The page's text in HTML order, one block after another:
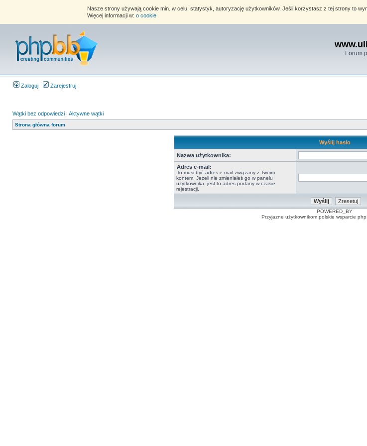
Nasze strony używają cookie min. w celu: statystyk, autoryzację użytkowników. Jeśli korzystasz z tej strony to
Więcej informacji w: o cookie
Forum
Zaloguj Zarejestruj
Wątki bez odpowiedzi | Aktywne wątki
Strona główna forum
Wyślij hasło
Nazwa użytkownika:
Adres e-mail:
To musi być adres e-mail związany z Twoim
kontem. Jeżeli nie zmieniałeś go w panelu
użytkownika, jest to adres podany w czasie
rejestracji.
POWERED_BY
Przyjazne użytkownikom polskie wsparcie